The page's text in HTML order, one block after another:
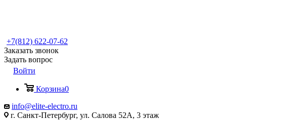
+7(812) 622-07-62
Заказать звонок
Задать вопрос
Войти
Корзина0
info@elite-electro.ru
г. Санкт-Петербург, ул. Салова 52А, 3 этаж